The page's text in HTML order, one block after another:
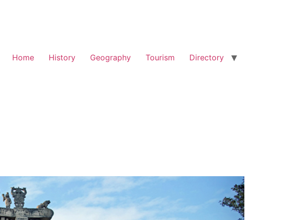
Home History Geography Tourism Directory